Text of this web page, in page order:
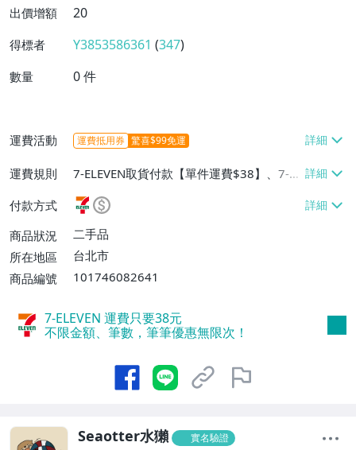
出價增額
20
得標者 Y3853586361 (347)
數量 0件
運費活動 運費抵用券 驚喜$99免運
運費規則
7-ELEVEN取貨付款【單件運費$38】、7-EL
EVEN取貨不付款【單件運費$38】、郵局掛
號【單件運費$50】、面交/自取/不寄送
【免運費】
付款方式
商品狀況
二手品
所在地區
台北市
商品編號
101746082641
7-ELEVEN 運費只要38元
不限金額、筆數，筆筆優惠無限次！
Seaotter水獺 實名驗證